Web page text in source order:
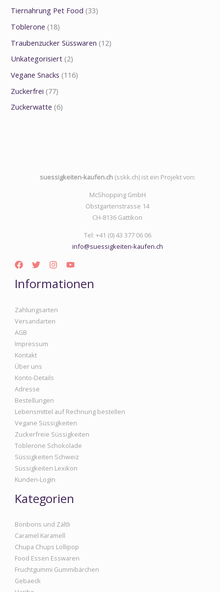
Tiernahrung Pet Food (33)
Toblerone (18)
Traubenzucker Süsswaren (12)
Unkategorisiert (2)
Vegane Snacks (116)
Zuckerfrei (77)
Zuckerwatte (6)
suessigkeiten-kaufen.ch(sskk.ch) ist ein Projekt von:
McShopping GmbH
Obstgartenstrasse 14
CH-8136 Gattikon
Tel: +41 (0) 43 377 06 06
info@suessigkeiten-kaufen.ch
Informationen
Zahlungsarten
Versandarten
AGB
Impressum
Kontakt
Über uns
Konto-Details
Adresse
Bestellungen
Lebensmittel auf Rechnung bestellen
Vegane Süssigkeiten
Zuckerfreie Süssigkeiten
Toblerone Schokolade
Süssigkeiten Schweiz
Süssigkeiten Lexikon
Kunden-Login
Kategorien
Bonbons und Zältli
Caramel Karamell
Chupa Chups Lollipop
Food Essen Esswaren
Fruchtgummi Gummibärchen
Gebaeck